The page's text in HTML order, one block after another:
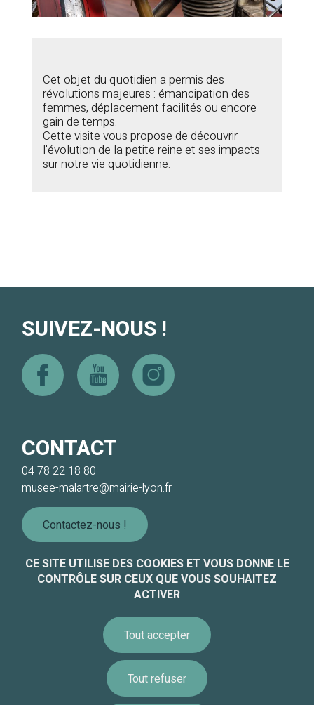
Cet objet du quotidien a permis des
révolutions majeures : émancipation des
femmes, déplacement facilités ou encore
gain de temps.
Cette visite vous propose de découvrir
l'évolution de la petite reine et ses impacts
sur notre vie quotidienne.
SUIVEZ-NOUS !
Facebook Youtube Instagram
CONTACT
04 78 22 18 80
musee-malartre@mairie-lyon.fr
Contactez-nous !
Équipe - Recrutement
Paramétrer les cookies
Politique de gestion des cookies
CE SITE UTILISE DES COOKIES ET VOUS DONNE LE
CONTRÔLE SUR CEUX QUE VOUS SOUHAITEZ
ACTIVER
Tout accepter
Tout refuser